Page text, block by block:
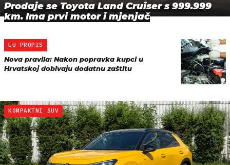
Prodaje se Toyota Land Cruiser s 999.999
km. Ima prvi motor i mjenjač
EU PROPIS
Nova pravila: Nakon popravka kupci u
Hrvatskoj dobivaju dodatnu zaštitu
KOMPAKTNI SUV